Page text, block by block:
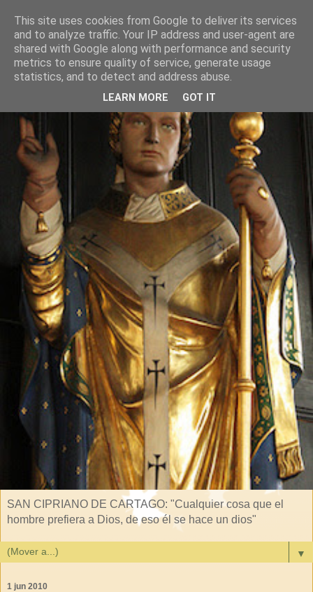
SAN CIPRIANO DE CARTAGO: "Cualquier cosa que el
hombre prefiera a Dios, de eso él se hace un dios"
▼
1 jun 2010
This site uses cookies from Google to deliver its services
and to analyze traffic. Your IP address and user-agent are
shared with Google along with performance and security
metrics to ensure quality of service, generate usage
statistics, and to detect and address abuse.
LEARN MORE GOT IT